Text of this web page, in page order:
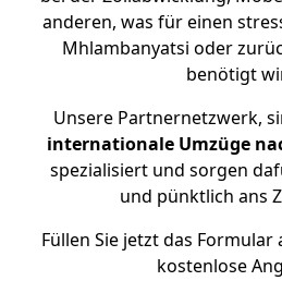
anderen, was für einen
Mhlambanyatsi oder
benötigt
Unsere Partnernetzwerk,
internationale Umzüge
spezialisiert und sorgen
und pünktlich ans
Füllen Sie jetzt das
kostenlose